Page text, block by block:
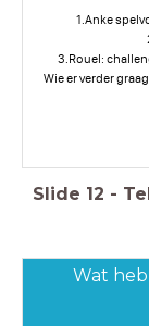
1.Anke
3.Rouel:
Wie er verder
Slide 12 -
Wat